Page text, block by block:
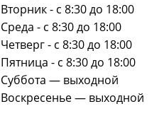
Вторник - с 8:30 до 18:00
Среда - с 8:30 до 18:00
Четверг - с 8:30 до 18:00
Пятница - с 8:30 до 18:00
Суббота — выходной
Воскресенье — выходной